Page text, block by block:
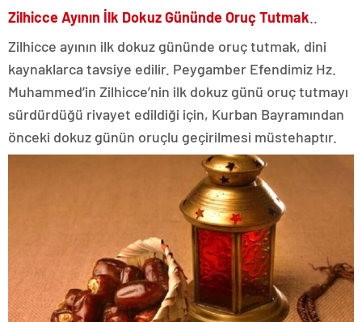
Zilhicce Ayının İlk Dokuz Gününde Oruç Tutmak
Zilhicce ayının ilk dokuz gününde oruç tutmak, dini
kaynaklarca tavsiye edilir. Peygamber Efendimiz Hz.
Muhammed’in Zilhicce’nin ilk dokuz günü oruç tutmayı
sürdürdüğü rivayet edildiği için, Kurban Bayramından
önceki dokuz günün oruçlu geçirilmesi müstehaptır.